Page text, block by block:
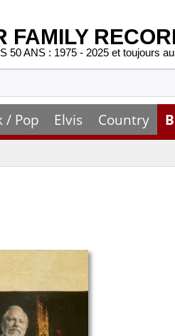
FAMILY
50 ANS : 1975 - 2025 et toujours
/ Pop Elvis Country